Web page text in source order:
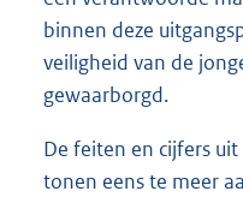
binnen deze
veiligheid van de
gewaarborgd.
De feiten en cijfers
tonen eens te meer